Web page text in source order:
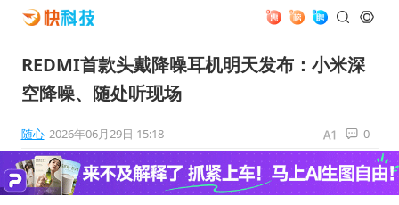
REDMI首款头戴降噪耳机明天发布：小米深
空降噪、随处听现场
随心 2026年06月29日 15:18 0